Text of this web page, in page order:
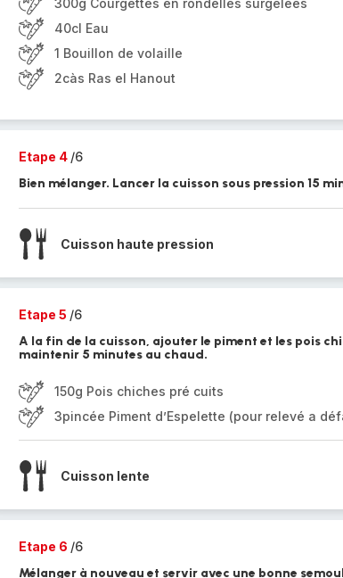
300g Courgettes en rondelles surgelées
40cl Eau
1 Bouillon de volaille
2càs Ras el Hanout
Etape 4 /6
Bien mélanger. Lancer la cuisson sous pression 15
Cuisson haute pression
Etape 5 /6
A la fin de la cuisson, ajouter le piment et les pois
maintenir 5 minutes au chaud.
150g Pois chiches pré cuits
3pincée Piment d’Espelette (pour relevé a
Cuisson lente
Etape 6 /6
Mélanger à nouveau et servir avec une bonne